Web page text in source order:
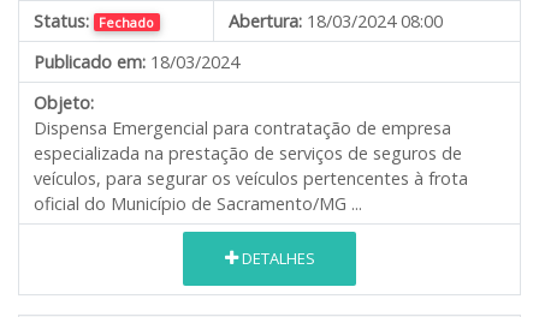
Status: Fechado Abertura: 18/03/2024 08:00
Publicado em: 18/03/2024
Objeto:
Dispensa Emergencial para contratação de empresa
especializada na prestação de serviços de seguros de
veículos, para segurar os veículos pertencentes à frota
oficial do Município de Sacramento/MG ...
DETALHES